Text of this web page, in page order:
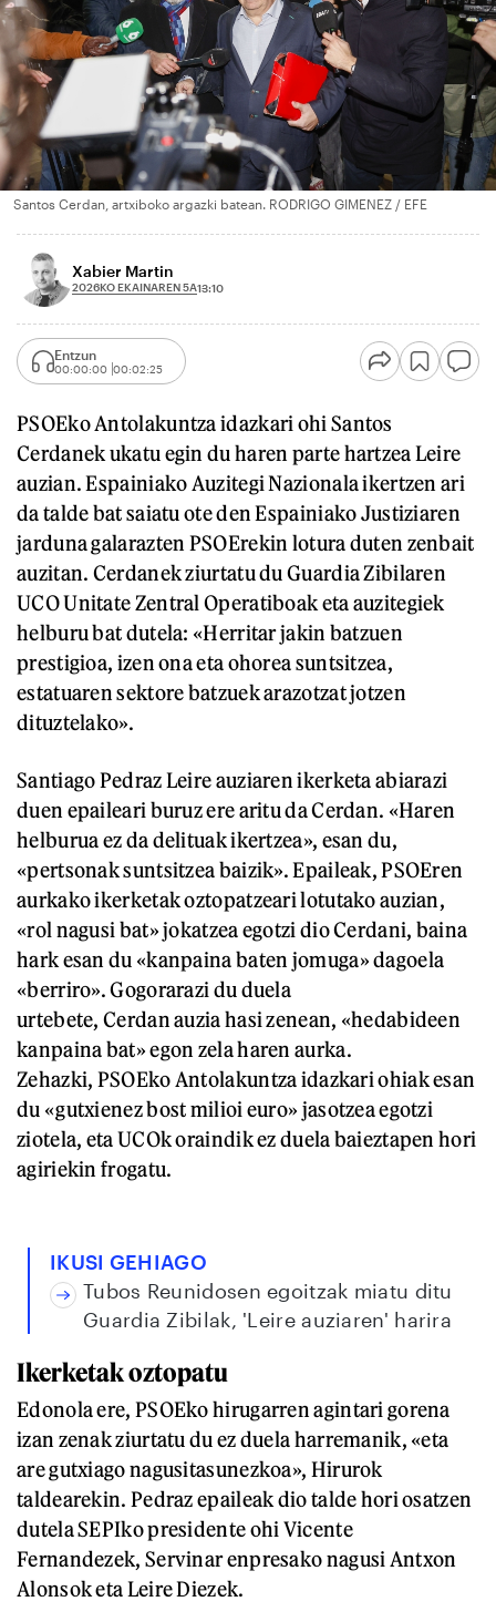
Santos Cerdan, artxiboko argazki batean. RODRIGO GIMENEZ / EFE
Xabier Martin
2026KO EKAINAREN 5A13:10
Entzun
00:00:00 00:02:25
PSOEko Antolakuntza idazkari ohi Santos
Cerdanek ukatu egin du haren parte hartzea Leire
auzian. Espainiako Auzitegi Nazionala ikertzen ari
da talde bat saiatu ote den Espainiako Justiziaren
jarduna galarazten PSOErekin lotura duten zenbait
auzitan. Cerdanek ziurtatu du Guardia Zibilaren
UCO Unitate Zentral Operatiboak eta auzitegiek
helburu bat dutela: «Herritar jakin batzuen
prestigioa, izen ona eta ohorea suntsitzea,
estatuaren sektore batzuek arazotzat jotzen
dituztelako».
Santiago Pedraz Leire auziaren ikerketa abiarazi
duen epaileari buruz ere aritu da Cerdan. «Haren
helburua ez da delituak ikertzea», esan du,
«pertsonak suntsitzea baizik». Epaileak, PSOEren
aurkako ikerketak oztopatzeari lotutako auzian,
«rol nagusi bat» jokatzea egotzi dio Cerdani, baina
hark esan du «kanpaina baten jomuga» dagoela
«berriro». Gogorarazi du duela
urtebete, Cerdan auzia hasi zenean, «hedabideen
kanpaina bat» egon zela haren aurka.
Zehazki, PSOEko Antolakuntza idazkari ohiak esan
du «gutxienez bost milioi euro» jasotzea egotzi
ziotela, eta UCOk oraindik ez duela baieztapen hori
agiriekin frogatu.
IKUSI GEHIAGO
Tubos Reunidosen egoitzak miatu ditu
Guardia Zibilak, 'Leire auziaren' harira
Ikerketak oztopatu
Edonola ere, PSOEko hirugarren agintari gorena
izan zenak ziurtatu du ez duela harremanik, «eta
are gutxiago nagusitasunezkoa», Hirurok
taldearekin. Pedraz epaileak dio talde hori osatzen
dutela SEPIko presidente ohi Vicente
Fernandezek, Servinar enpresako nagusi Antxon
Alonsok eta Leire Diezek.